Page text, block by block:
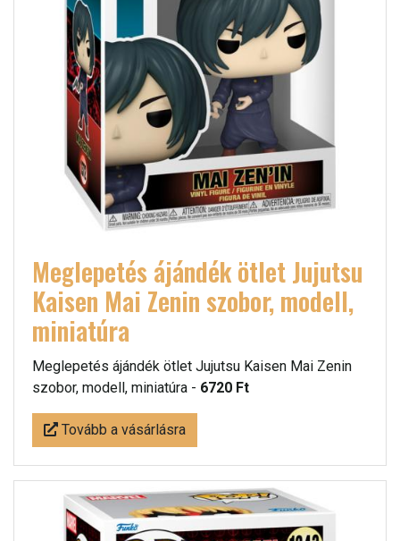
Meglepetés ájándék ötlet Jujutsu
Kaisen Mai Zenin szobor, modell,
miniatúra
Meglepetés ájándék ötlet Jujutsu Kaisen Mai Zenin
szobor, modell, miniatúra - 6720 Ft
Tovább a vásárlásra